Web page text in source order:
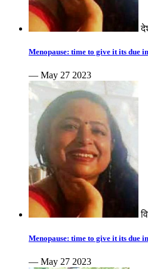
Menopause: time to give it its due
— May 27 2023
Menopause: time to give it its due
— May 27 2023